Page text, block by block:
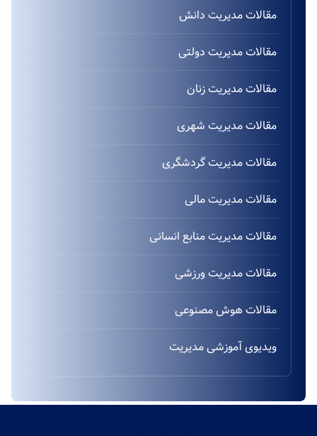
مقالات مدیریت دانش
مقالات مدیریت دولتی
مقالات مدیریت زنان
مقالات مدیریت شهری
مقالات مدیریت گردشگری
مقالات مدیریت مالی
مقالات مدیریت منابع انسانی
مقالات مدیریت ورزشی
مقالات هوش مصنوعی
ویدیوی آموزشی مدیریت